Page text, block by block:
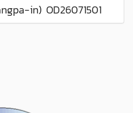
in) OD26071501